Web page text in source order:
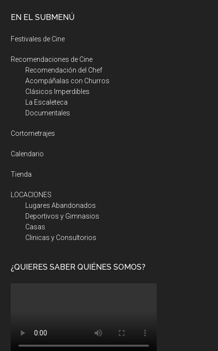
EN EL SUBMENÚ
Festivales de Cine
Recomendaciones de Cine
Recomendación del Chef
Acompáñalas con Churros
Clásicos Imperdibles
La Escaleteca
Documentales
Cortometrajes
Calendario
Tienda
LOCACIONES
Lugares Abandonados
Deportivos y Gimnasios
Casas
Clinicas y Consultorios
¿QUIERES SABER QUIÉNES SOMOS?